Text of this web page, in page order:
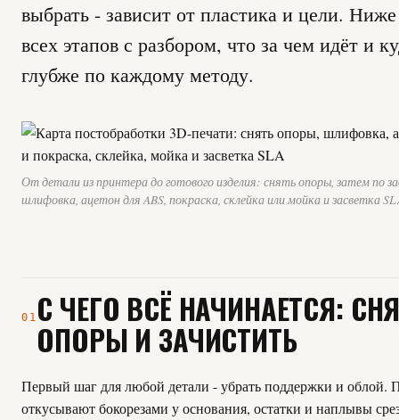
выбрать - зависит от пластика и цели.
всех этапов с разбором, что за чем идёт и
глубже по каждому методу.
От детали из принтера до готового изделия: снять опоры, затем по
шлифовка, ацетон для ABS, покраска, склейка или мойка и засветка
01 С ЧЕГО ВСЁ НАЧИНАЕТСЯ:
ОПОРЫ И ЗАЧИСТИТЬ
Первый шаг для любой детали - убрать поддержки и облой.
откусывают бокорезами у основания, остатки и наплывы